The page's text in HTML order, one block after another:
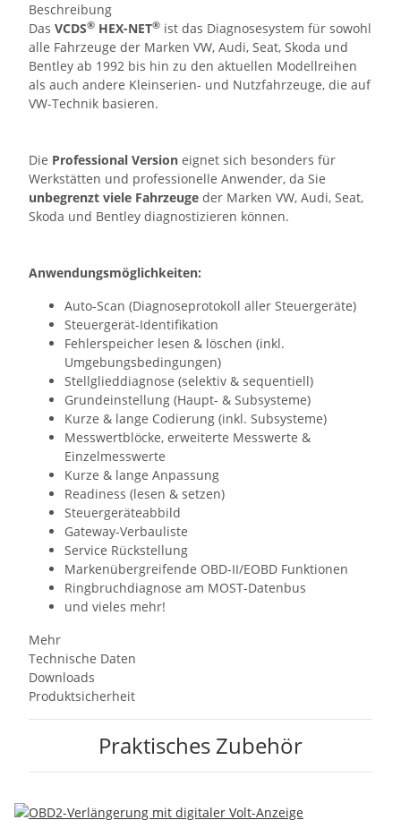
Beschreibung
Das VCDS® HEX-NET® ist das Diagnosesystem für sowohl
alle Fahrzeuge der Marken VW, Audi, Seat, Skoda und
Bentley ab 1992 bis hin zu den aktuellen Modellreihen
als auch andere Kleinserien- und Nutzfahrzeuge, die auf
VW-Technik basieren.
Die Professional Version eignet sich besonders für
Werkstätten und professionelle Anwender, da Sie
unbegrenzt viele Fahrzeuge der Marken VW, Audi, Seat,
Skoda und Bentley diagnostizieren können.
Anwendungsmöglichkeiten:
Auto-Scan (Diagnoseprotokoll aller Steuergeräte)
Steuergerät-Identifikation
Fehlerspeicher lesen & löschen (inkl.
Umgebungsbedingungen)
Stellglieddiagnose (selektiv & sequentiell)
Grundeinstellung (Haupt- & Subsysteme)
Kurze & lange Codierung (inkl. Subsysteme)
Messwertblöcke, erweiterte Messwerte &
Einzelmesswerte
Kurze & lange Anpassung
Readiness (lesen & setzen)
Steuergeräteabbild
Gateway-Verbauliste
Service Rückstellung
Markenübergreifende OBD-II/EOBD Funktionen
Ringbruchdiagnose am MOST-Datenbus
und vieles mehr!
Mehr
Technische Daten
Downloads
Produktsicherheit
Praktisches Zubehör